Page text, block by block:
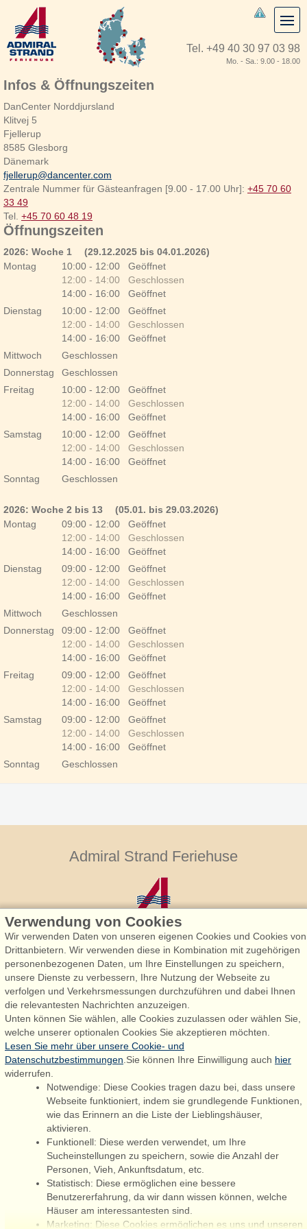
Tel. +49 40 30 97 03 98
Mo. - Sa.: 9.00 - 18.00
Infos & Öffnungszeiten
DanCenter Norddjursland
Klitvej 5
Fjellerup
8585 Glesborg
Dänemark
fjellerup@dancenter.com
Zentrale Nummer für Gästeanfragen [9.00 - 17.00 Uhr]: +45 70 60
33 49
Tel. +45 70 60 48 19
Öffnungszeiten
2026: Woche 1
(29.12.2025 bis 04.01.2026)
Montag
10:00 - 12:00 Geöffnet
12:00 - 14:00 Geschlossen
14:00 - 16:00 Geöffnet
Dienstag
10:00 - 12:00 Geöffnet
12:00 - 14:00 Geschlossen
14:00 - 16:00 Geöffnet
Mittwoch
Geschlossen
Donnerstag
Geschlossen
Freitag
10:00 - 12:00 Geöffnet
12:00 - 14:00 Geschlossen
14:00 - 16:00 Geöffnet
Samstag
10:00 - 12:00 Geöffnet
12:00 - 14:00 Geschlossen
14:00 - 16:00 Geöffnet
Sonntag
Geschlossen
2026: Woche 2 bis 13
(05.01. bis 29.03.2026)
Montag
09:00 - 12:00 Geöffnet
12:00 - 14:00 Geschlossen
14:00 - 16:00 Geöffnet
Dienstag
09:00 - 12:00 Geöffnet
12:00 - 14:00 Geschlossen
14:00 - 16:00 Geöffnet
Mittwoch
Geschlossen
Donnerstag
09:00 - 12:00 Geöffnet
12:00 - 14:00 Geschlossen
14:00 - 16:00 Geöffnet
Freitag
09:00 - 12:00 Geöffnet
12:00 - 14:00 Geschlossen
14:00 - 16:00 Geöffnet
Samstag
09:00 - 12:00 Geöffnet
12:00 - 14:00 Geschlossen
14:00 - 16:00 Geöffnet
Sonntag
Geschlossen
Admiral Strand Feriehuse
Admiral Strand Feriehuse, Lønne
Houstrupvej 170, Lønne
6830 Nørre Nebel
booking@admiralstrand.com
+45 70 60 87 78
Følg os på: Facebook
Instagram
Admiral Strand Feriehuse ApS | CVR 27 23 39 10 |
Verwendung von Cookies
Wir verwenden Daten von unseren eigenen Cookies und Cookies von
Drittanbietern. Wir verwenden diese in Kombination mit zugehörigen
personenbezogenen Daten, um Ihre Einstellungen zu speichern,
unsere Dienste zu verbessern, Ihre Nutzung der Webseite zu
verfolgen und Verkehrsmessungen durchzuführen und dabei Ihnen
die relevantesten Nachrichten anzuzeigen.
Unten können Sie wählen, alle Cookies zuzulassen oder wählen Sie,
welche unserer optionalen Cookies Sie akzeptieren möchten.
Lesen Sie mehr über unsere Cookie- und
Datenschutzbestimmungen .Sie können Ihre Einwilligung auch hier
widerrufen.
Notwendige: Diese Cookies tragen dazu bei, dass unsere
Webseite funktioniert, indem sie grundlegende Funktionen,
wie das Erinnern an die Liste der Lieblingshäuser,
aktivieren.
Funktionell: Diese werden verwendet, um Ihre
Sucheinstellungen zu speichern, sowie die Anzahl der
Personen, Vieh, Ankunftsdatum, etc.
Statistisch: Diese ermöglichen eine bessere
Benutzererfahrung, da wir dann wissen können, welche
Häuser am interessantesten sind.
Marketing: Diese Cookies ermöglichen es uns und unseren